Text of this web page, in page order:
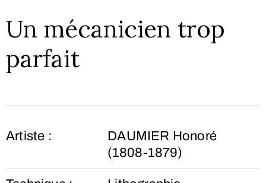
Un mécanicien trop
parfait
Artiste :
DAUMIER Honoré
(1808-1879)